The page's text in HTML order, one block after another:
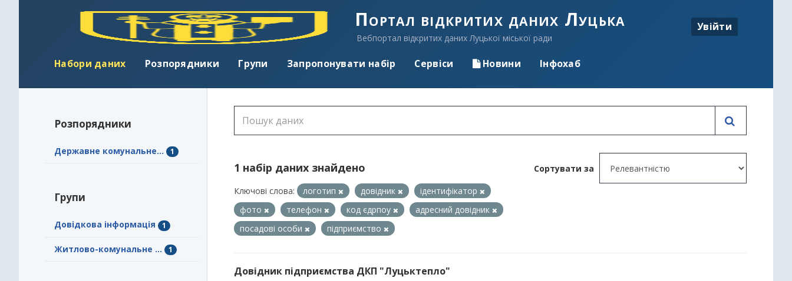
Портал відкритих даних Луцька
Вебпортал відкритих даних Луцької міської ради
Увійти
Набори даних Розпорядники Групи Запропонувати набір Сервіси Новини Інфохаб
Розпорядники
Державне комунальне... 1
Групи
Довідкова інформація 1
Житлово-комунальне ... 1
Сортувати за
1 набір даних знайдено
Ключові слова: логотип довідник
ідентифікатор
фото
телефон код єдрпоу
адресний довідник
посадові особи
підприємство
Довідник підприємства ДКП "Луцьктепло"